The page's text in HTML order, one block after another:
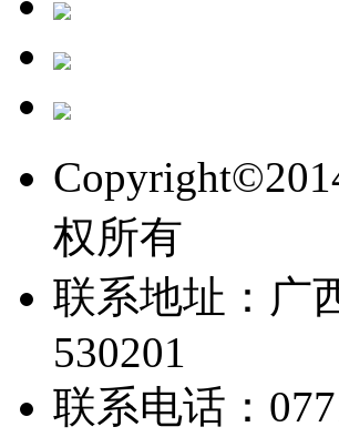
权所有
联系地址：广
530201
联系电话：